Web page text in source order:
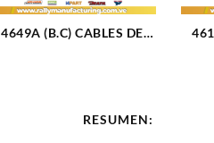
4649A (B.C) CABLES DE
RESUMEN: